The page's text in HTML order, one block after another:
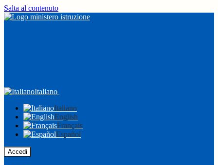
Salta al contenuto
Italiano
Italiano
English
Français
Español
Accedi